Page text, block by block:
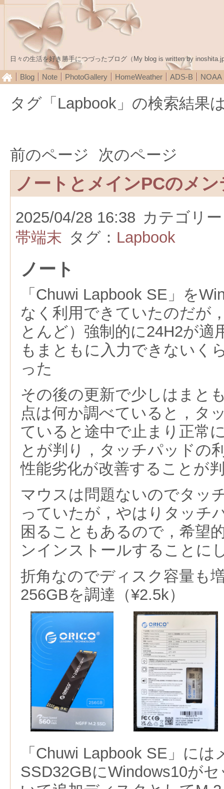
日々の生活を好き勝手につづったブログ（My blog is written by
Blog Note PhotoGallery HomeWeather ADS-B NOAA
タグ「Lapbook」の検索結果
前のページ 次のページ
ノートとメインPCのメ
2025/04/28 16:38 カテゴリ
帯端末 タグ： Lapbook
ノート
「Chuwi Lapbook SE」を
なく利用できていたのだが
とんど）強制的に24H2が適
もまともに入力できないく
った
その後の更新で少しはまと
点は何か調べていると，タ
ていると途中で止まり正常
とが判り，タッチパッドの
性能劣化が改善することが
マウスは問題ないのでタッ
っていたが，やはりタッチ
困ることもあるので，希望
ンインストールすることに
折角なのでディスク容量も
256GBを調達（¥2.5k）
「Chuwi Lapbook SE」に
SSD32GBにWindows10が